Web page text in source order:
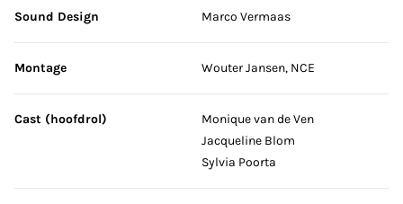
Sound Design Marco Vermaas
Montage Wouter Jansen, NCE
Cast (hoofdrol)
Monique van de Ven
Jacqueline Blom
Sylvia Poorta